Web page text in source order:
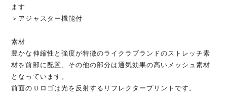
ます
＞アジャスター機能付
素材
豊かな伸縮性と強度が特徴のライクラブランドのストレッチ素
材を前部に配置、その他の部分は通気効果の高いメッシュ素材
となっています。
前面のＵロゴは光を反射するリフレクタープリントです。